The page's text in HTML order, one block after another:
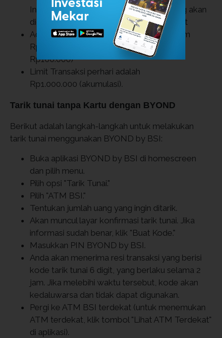
Indomaret Rp2.000 (lima ribu rupiah) yang akan
didebet setelah transaksi berhasil di outlet
Ada 10 denominasi penarikan mulai denom
Rp100.000 hingga Rp1.000.000 (kelipatan
Rp100.000)
Limit Transaksi perhari adalah
Rp1.000.000 (akumulasi).
Tarik tunai tanpa Kartu dengan BYOND
Berikut adalah langkah-langkah untuk melakukan
tarik tunai menggunakan BYOND by BSI:
Buka aplikasi BYOND by BSI di homescreen
dan pilih menu.
Pilih opsi "Tarik Tunai."
Pilih "ATM BSI."
Tentukan jumlah uang yang ingin ditarik.
Akan muncul layar konfirmasi tarik tunai. Jika
informasi sudah benar, klik "Buat Kode."
Masukkan PIN BYOND by BSI.
Anda akan menerima resi transaksi yang berisi
kode tarik tunai 6 digit, yang berlaku selama 2
jam. Jika melebihi waktu tersebut, kode akan
kedaluwarsa dan tidak dapat digunakan.
Pergi ke ATM BSI terdekat (untuk menemukan
ATM terdekat, klik tombol "Lihat ATM Terdekat"
di aplikasi).